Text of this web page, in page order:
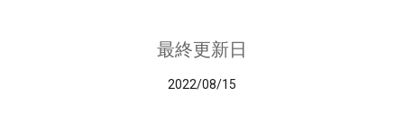
最終更新日
2022/08/15